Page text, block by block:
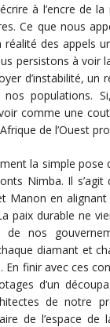
à l’encre de
Ce que nous
réalité des appels
persistons à voir
d’instabilité, un
populations.
comme une
de l’Ouest
la simple
Nimba. Il
Manon en
paix durable ne
nos
diamant et
finir avec ces
d’un
de notre
de l’espace de